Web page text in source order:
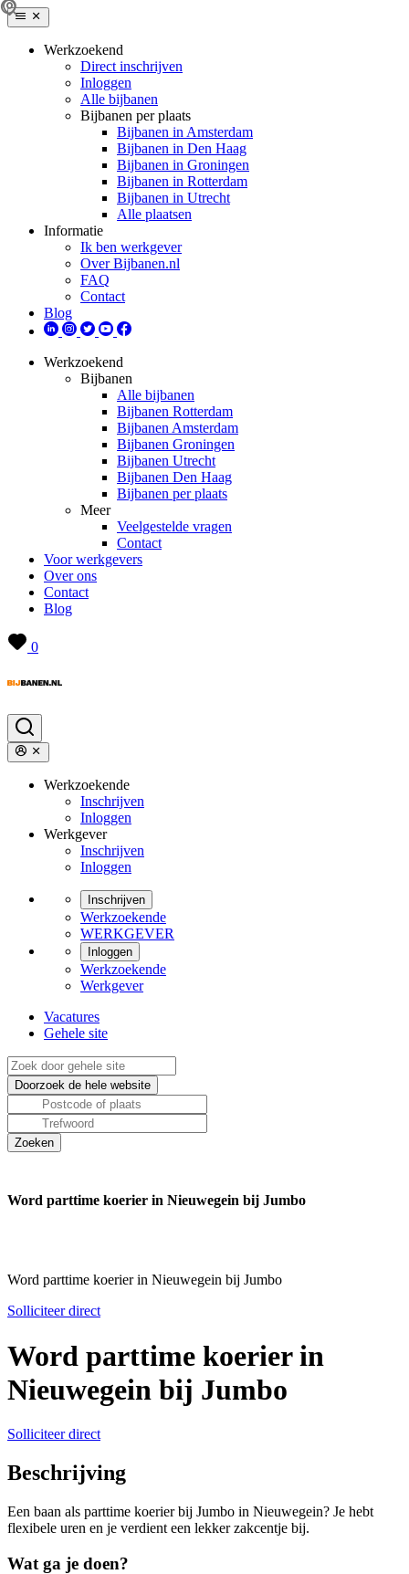
Werkzoekend
Direct inschrijven
Inloggen
Alle bijbanen
Bijbanen per plaats
Bijbanen in Amsterdam
Bijbanen in Den Haag
Bijbanen in Groningen
Bijbanen in Rotterdam
Bijbanen in Utrecht
Alle plaatsen
Informatie
Ik ben werkgever
Over Bijbanen.nl
FAQ
Contact
Blog
Werkzoekend
Bijbanen
Alle bijbanen
Bijbanen Rotterdam
Bijbanen Amsterdam
Bijbanen Groningen
Bijbanen Utrecht
Bijbanen Den Haag
Bijbanen per plaats
Meer
Veelgestelde vragen
Contact
Voor werkgevers
Over ons
Contact
Blog
0
Werkzoekende
Inschrijven
Inloggen
Werkgever
Inschrijven
Inloggen
Inschrijven
Werkzoekende
WERKGEVER
Inloggen
Werkzoekende
Werkgever
Vacatures
Gehele site
Word parttime koerier in Nieuwegein bij Jumbo
Word parttime koerier in Nieuwegein bij Jumbo
Solliciteer direct
Word parttime koerier in
Nieuwegein bij Jumbo
Solliciteer direct
Beschrijving
Een baan als parttime koerier bij Jumbo in Nieuwegein? Je hebt
flexibele uren en je verdient een lekker zakcentje bij.
Wat ga je doen?